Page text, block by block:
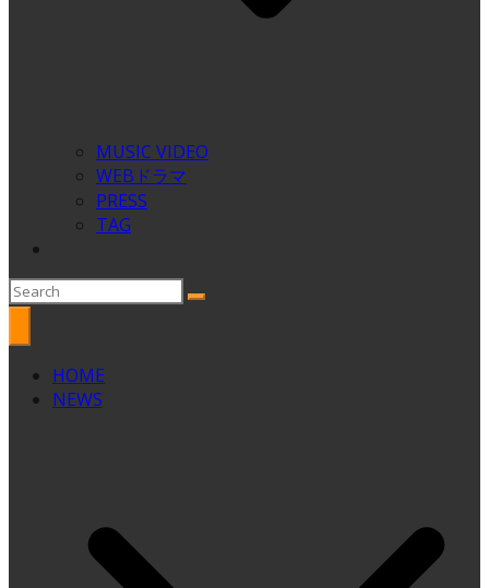
MUSIC VIDEO
WEBドラマ
PRESS
TAG
HOME
NEWS